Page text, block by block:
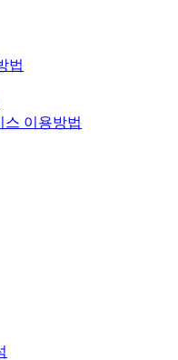
법
스 이용방법